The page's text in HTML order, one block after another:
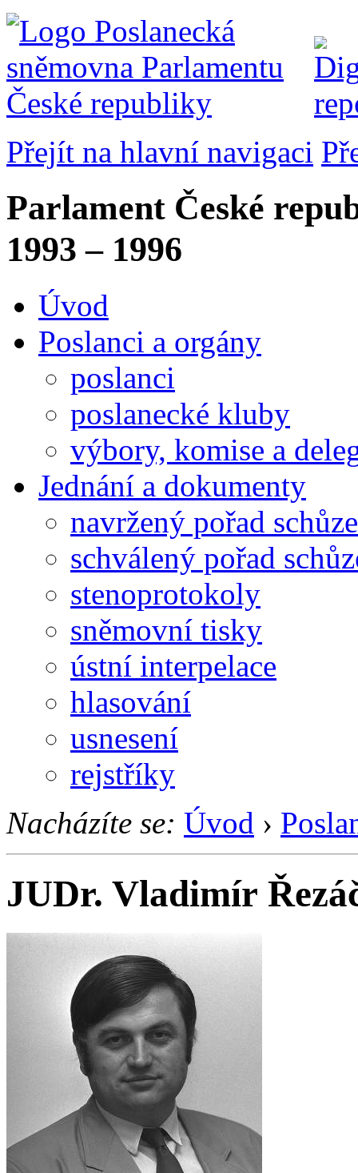
Přejít na hlavní navigaci
Parlament České
1993 – 1996
Úvod
Poslanci a orgány
poslanci
poslanecké kluby
výbory, komise a
Jednání a dokumenty
navržený pořad schůze
schválený pořad
stenoprotokoly
sněmovní tisky
ústní interpelace
hlasování
usnesení
rejstříky
Nacházíte se: Úvod ›
JUDr. Vladimír